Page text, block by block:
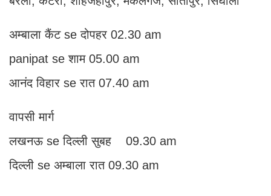
अम्बाला कैंट se दोपहर 02.30 am
panipat se शाम 05.00 am
आनंद विहार se रात 07.40 am
वापसी मार्ग
लखनऊ se दिल्ली सुबह 09.30 am
दिल्ली se अम्बाला रात 09.30 am